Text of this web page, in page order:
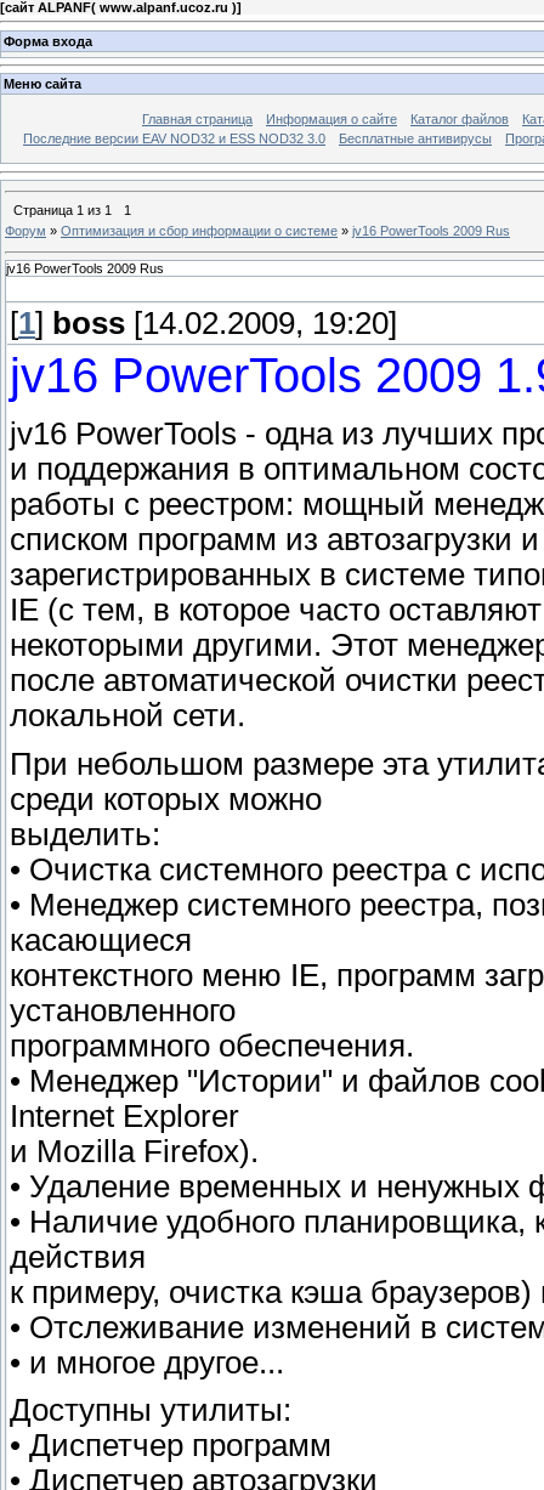
[сайт ALPANF( www.alpanf.ucoz.ru )]
Форма входа
Меню сайта
Главная страница Информация о сайте Каталог файлов
Последние версии EAV NOD32 и ESS NOD32 3.0
Бесплатные антивирусы
Страница 1 из 1
1
Форум » Оптимизация и сбор информации о системе » jv16 PowerTools 2009 Rus
jv16 PowerTools 2009 Rus
[1] boss [14.02.2009, 19:20]
jv16 PowerTools 2009
jv16 PowerTools - одна из лучших
и поддержания в оптимальном
работы с реестром: мощный
списком программ из автозагрузки
зарегистрированных в системе
IE (с тем, в которое часто
некоторыми другими. Этот
после автоматической очистки
локальной сети.
При небольшом размере эта
среди которых можно
выделить:
• Очистка системного реестра с
• Менеджер системного реестра,
касающиеся
контекстного меню IE, программ
установленного
программного обеспечения.
• Менеджер "Истории" и файлов
Internet Explorer
и Mozilla Firefox).
• Удаление временных и ненужных
• Наличие удобного планировщика,
действия
к примеру, очистка кэша
• Отслеживание изменений в
• и многое другое...
Доступны утилиты:
• Диспетчер программ
• Диспетчер автозагрузки